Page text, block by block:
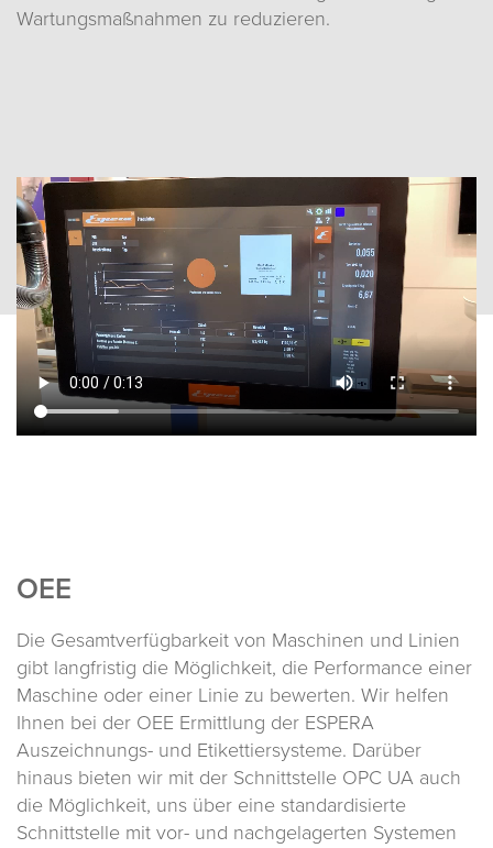
Wartungsmaßnahmen zu reduzieren.
OEE
Die Gesamtverfügbarkeit von Maschinen und Linien
gibt langfristig die Möglichkeit, die Performance einer
Maschine oder einer Linie zu bewerten. Wir helfen
Ihnen bei der OEE Ermittlung der ESPERA
Auszeichnungs- und Etikettiersysteme. Darüber
hinaus bieten wir mit der Schnittstelle OPC UA auch
die Möglichkeit, uns über eine standardisierte
Schnittstelle mit vor- und nachgelagerten Systemen